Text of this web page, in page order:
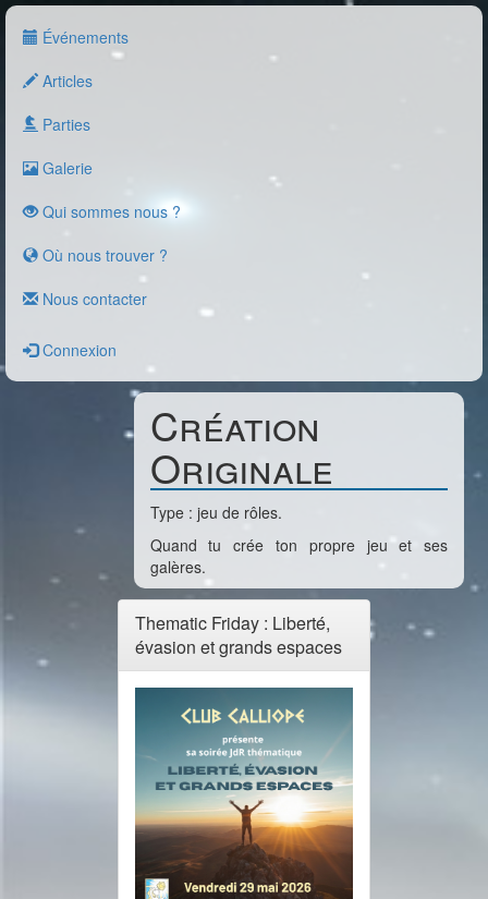
Événements
Articles
Parties
Galerie
Qui sommes nous ?
Où nous trouver ?
Nous contacter
Connexion
Création
Originale
Type : jeu de rôles.
Quand tu crée ton propre jeu et ses
galères.
Thematic Friday : Liberté,
évasion et grands espaces